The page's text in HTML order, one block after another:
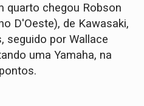
quarto chegou Robson
D'Oeste), de Kawasaki,
seguido por Wallace
uma Yamaha, na